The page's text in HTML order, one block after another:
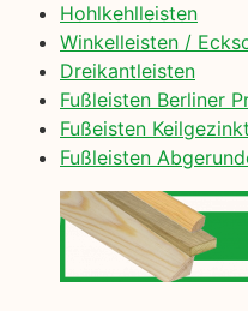
Hohlkehlleisten
Winkelleisten /
Dreikantleisten
Fußleisten Berliner
Fußeisten Keilgezinkt
Fußleisten